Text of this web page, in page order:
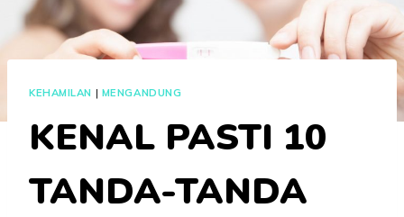
KEHAMILAN | MENGANDUNG
KENAL PASTI 10
TANDA-TANDA